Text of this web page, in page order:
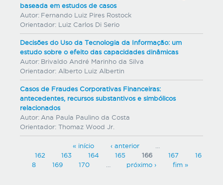
baseada em estudos de casos
Autor: Fernando Luiz Pires Rostock
Orientador: Luiz Carlos Di Serio
Decisões do Uso da Tecnologia da Informação: um
estudo sobre o efeito das capacidades dinâmicas
Autor: Brivaldo André Marinho da Silva
Orientador: Alberto Luiz Albertin
Casos de Fraudes Corporativas Financeiras:
antecedentes, recursos substantivos e simbólicos
relacionados
Autor: Ana Paula Paulino da Costa
Orientador: Thomaz Wood Jr.
« início ‹ anterior
162
163 164 165 166 167
16
8
169 170 próximo › fim »